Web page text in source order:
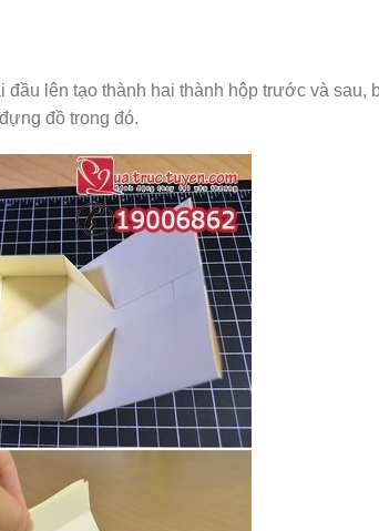
đầu lên tạo thành hai thành hộp trước và sau,
đồ trong đó.